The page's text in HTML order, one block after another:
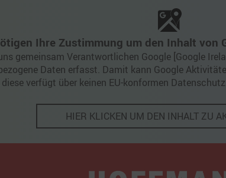
Ihre Zustimmung um den Inhalt von
gemeinsam Verantwortlichen Google [Google
Daten erfasst. Damit kann Google
verfügt über keinen EU-konformen
HIER KLICKEN UM DEN INHALT ZU